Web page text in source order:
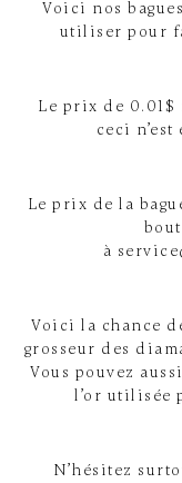
Voici nos
utiliser pour
Le prix de 0.01$
ceci
Le prix de la
à
Voici la chance
grosseur des
Vous pouvez
l’or utilisée
N’hésitez